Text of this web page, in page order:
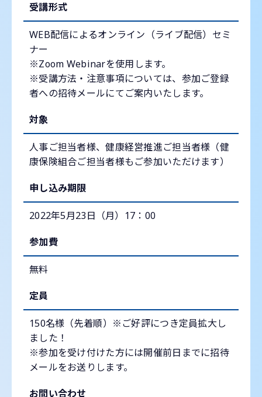
受講形式
WEB配信によるオンライン（ライブ配信）セミ
ナー
※Zoom Webinarを使用します。
※受講方法・注意事項については、参加ご登録
者への招待メールにてご案内いたします。
対象
人事ご担当者様、健康経営推進ご担当者様（健
康保険組合ご担当者様もご参加いただけます）
申し込み期限
2022年5月23日（月）17：00
参加費
無料
定員
150名様（先着順）※ご好評につき定員拡大し
ました！
※参加を受け付けた方には開催前日までに招待
メールをお送りします。
お問い合わせ